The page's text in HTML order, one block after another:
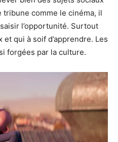
tribune comme le cinéma, il
l’opportunité. Surtout
qui à soif d’apprendre. Les
forgées par la culture.